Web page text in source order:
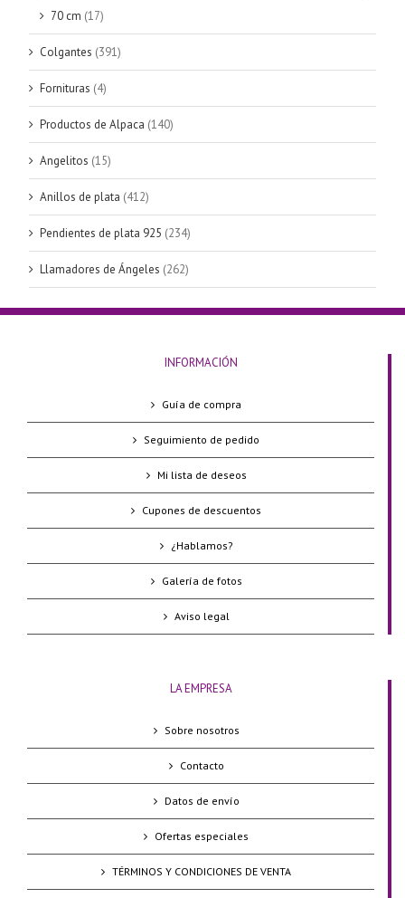
70 cm (17)
Colgantes (391)
Fornituras (4)
Productos de Alpaca (140)
Angelitos (15)
Anillos de plata (412)
Pendientes de plata 925 (234)
Llamadores de Ángeles (262)
INFORMACIÓN
Guía de compra
Seguimiento de pedido
Mi lista de deseos
Cupones de descuentos
¿Hablamos?
Galería de fotos
Aviso legal
LA EMPRESA
Sobre nosotros
Contacto
Datos de envío
Ofertas especiales
TÉRMINOS Y CONDICIONES DE VENTA